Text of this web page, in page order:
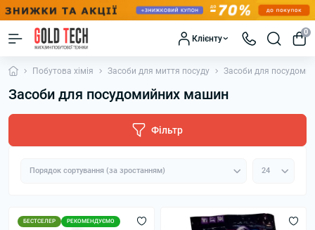
Клієнту
0
Побутова хімія Засоби для миття посуду Засоби для
Засоби для посудомийних машин
Фільтр
БЕСТСЕЛЕР РЕКОМЕНДУЄМО